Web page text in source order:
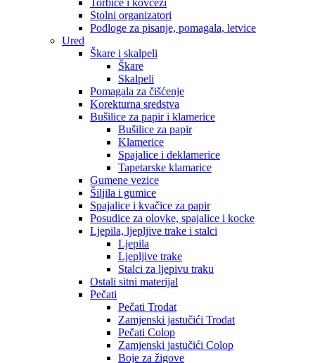
Torbice i kovčezi
Stolni organizatori
Podloge za pisanje, pomagala, letvice
Ured
Škare i skalpeli
Škare
Skalpeli
Pomagala za čišćenje
Korekturna sredstva
Bušilice za papir i klamerice
Bušilice za papir
Klamerice
Spajalice i deklamerice
Tapetarske klamarice
Gumene vezice
Šiljila i gumice
Spajalice i kvačice za papir
Posudice za olovke, spajalice i kocke
Ljepila, ljepljive trake i stalci
Ljepila
Ljepljive trake
Stalci za ljepivu traku
Ostali sitni materijal
Pečati
Pečati Trodat
Zamjenski jastučići Trodat
Pečati Colop
Zamjenski jastučići Colop
Boje za žigove